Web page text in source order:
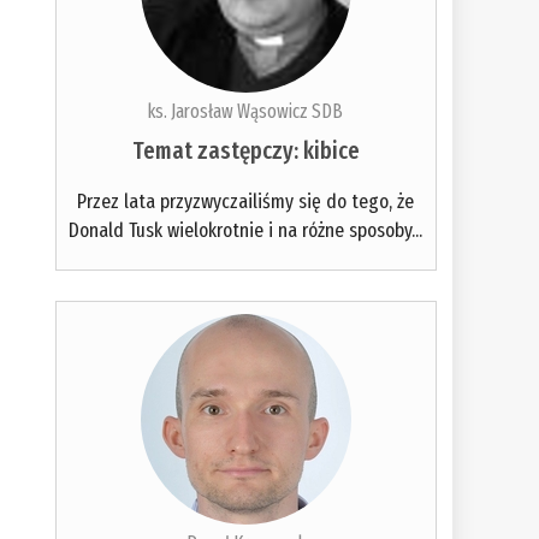
ks. Jarosław Wąsowicz SDB
Temat zastępczy: kibice
Przez lata przyzwyczailiśmy się do tego, że
Donald Tusk wielokrotnie i na różne sposoby...